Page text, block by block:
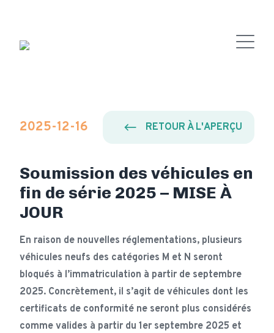
2025-12-16 RETOUR À L'APERÇU
Soumission des véhicules en
fin de série 2025 – MISE À
JOUR
En raison de nouvelles réglementations, plusieurs
véhicules neufs des catégories M et N seront
bloqués à l’immatriculation à partir de septembre
2025. Concrètement, il s’agit de véhicules dont les
certificats de conformité ne seront plus considérés
comme valides à partir du 1er septembre 2025 et